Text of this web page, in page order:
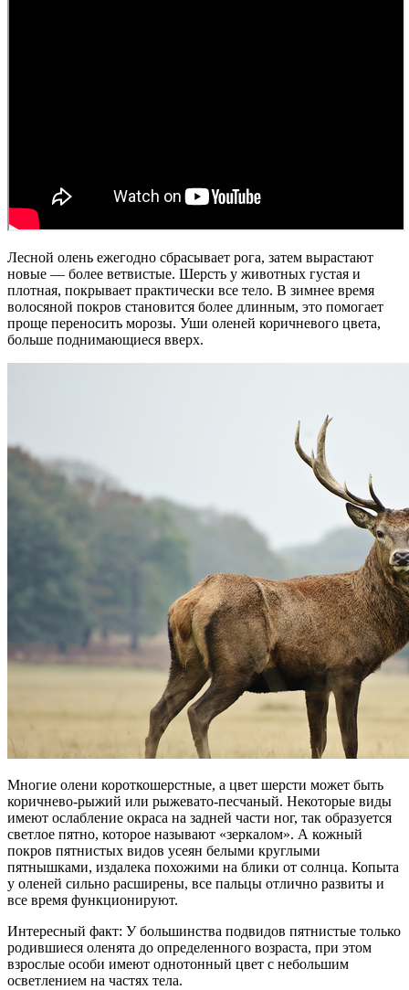
Лесной олень ежегодно сбрасывает рога, затем вырастают
новые — более ветвистые. Шерсть у животных густая и
плотная, покрывает практически все тело. В зимнее время
волосяной покров становится более длинным, это помогает
проще переносить морозы. Уши оленей коричневого цвета,
больше поднимающиеся вверх.
Многие олени короткошерстные, а цвет шерсти может быть
коричнево-рыжий или рыжевато-песчаный. Некоторые виды
имеют ослабление окраса на задней части ног, так образуется
светлое пятно, которое называют «зеркалом». А кожный
покров пятнистых видов усеян белыми круглыми
пятнышками, издалека похожими на блики от солнца. Копыта
у оленей сильно расширены, все пальцы отлично развиты и
все время функционируют.
Интересный факт: У большинства подвидов пятнистые только
родившиеся оленята до определенного возраста, при этом
взрослые особи имеют однотонный цвет с небольшим
осветлением на частях тела.